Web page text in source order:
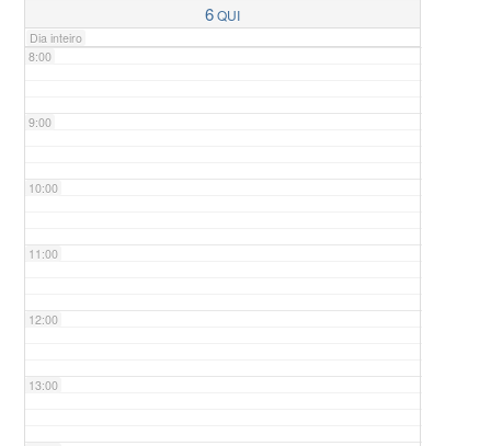
6QUI
Dia inteiro
8:00
9:00
10:00
11:00
12:00
13:00